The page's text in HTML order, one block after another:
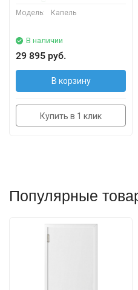
Модель: Капель
В наличии
29 895 руб.
В корзину
Купить в 1 клик
Популярные